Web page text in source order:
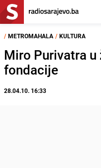
/ METROMAHALA / KULTURA
Miro Purivatra
fondacije
28.04.10. 16:33